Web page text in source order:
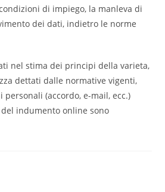
di impiego, la manleva di
dei dati, indietro le norme
nel stima dei principi della varieta,
dettati dalle normative vigenti,
(accordo, e-mail, ecc.)
indumento online sono